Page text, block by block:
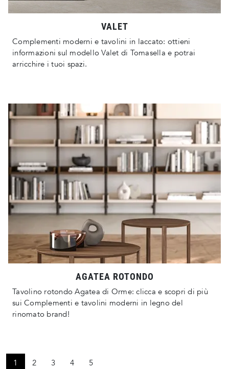
VALET
Complementi moderni e tavolini in laccato: ottieni
informazioni sul modello Valet di Tomasella e potrai
arricchire i tuoi spazi.
AGATEA ROTONDO
Tavolino rotondo Agatea di Orme: clicca e scopri di più
sui Complementi e tavolini moderni in legno del
rinomato brand!
1 2 3 4 5